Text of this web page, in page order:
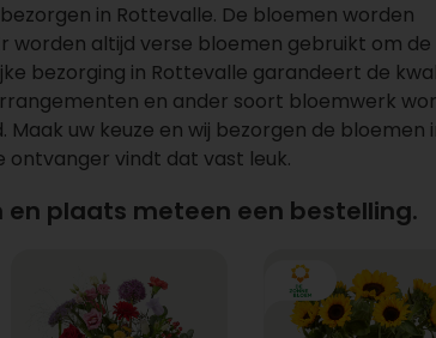
in Rottevalle. De bloemen worden
worden altijd verse bloemen gebruikt om de
bezorging in Rottevalle garandeert de
en ander soort bloemwerk
uw keuze en wij bezorgen de bloemen
vindt dat vast leuk.
plaats meteen een bestelling.